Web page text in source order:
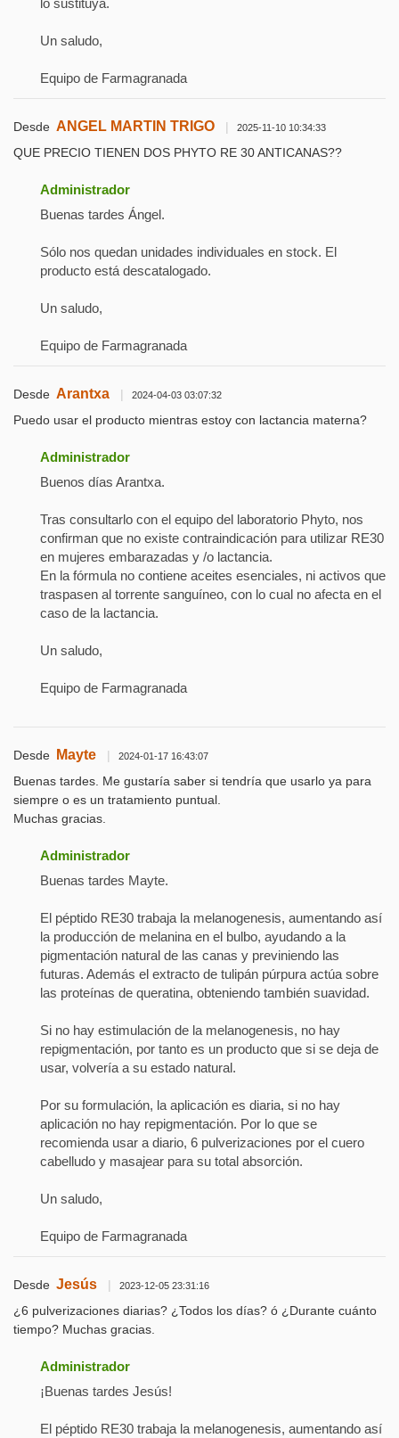
lo sustituya.
Un saludo,
Equipo de Farmagranada
Desde ANGEL MARTIN TRIGO | 2025-11-10 10:34:33
QUE PRECIO TIENEN DOS PHYTO RE 30 ANTICANAS??
Administrador
Buenas tardes Ángel.
Sólo nos quedan unidades individuales en stock. El
producto está descatalogado.
Un saludo,
Equipo de Farmagranada
Desde Arantxa | 2024-04-03 03:07:32
Puedo usar el producto mientras estoy con lactancia materna?
Administrador
Buenos días Arantxa.
Tras consultarlo con el equipo del laboratorio Phyto, nos
confirman que no existe contraindicación para utilizar RE30
en mujeres embarazadas y /o lactancia.
En la fórmula no contiene aceites esenciales, ni activos que
traspasen al torrente sanguíneo, con lo cual no afecta en el
caso de la lactancia.
Un saludo,
Equipo de Farmagranada
Desde Mayte | 2024-01-17 16:43:07
Buenas tardes. Me gustaría saber si tendría que usarlo ya para
siempre o es un tratamiento puntual.
Muchas gracias.
Administrador
Buenas tardes Mayte.
El péptido RE30 trabaja la melanogenesis, aumentando así
la producción de melanina en el bulbo, ayudando a la
pigmentación natural de las canas y previniendo las
futuras. Además el extracto de tulipán púrpura actúa sobre
las proteínas de queratina, obteniendo también suavidad.
Si no hay estimulación de la melanogenesis, no hay
repigmentación, por tanto es un producto que si se deja de
usar, volvería a su estado natural.
Por su formulación, la aplicación es diaria, si no hay
aplicación no hay repigmentación. Por lo que se
recomienda usar a diario, 6 pulverizaciones por el cuero
cabelludo y masajear para su total absorción.
Un saludo,
Equipo de Farmagranada
Desde Jesús | 2023-12-05 23:31:16
¿6 pulverizaciones diarias? ¿Todos los días? ó ¿Durante cuánto
tiempo? Muchas gracias.
Administrador
¡Buenas tardes Jesús!
El péptido RE30 trabaja la melanogenesis, aumentando así